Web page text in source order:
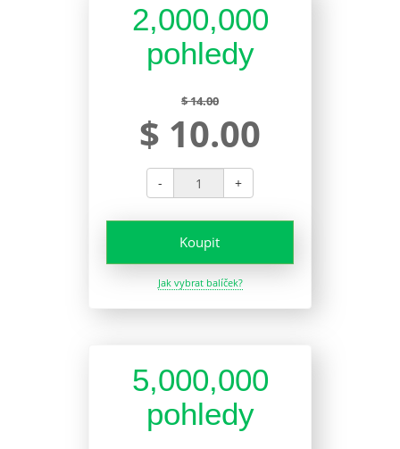
2,000,000
pohledy
$ 14.00
$ 10.00
- +
Koupit
Jak vybrat balíček?
5,000,000
pohledy